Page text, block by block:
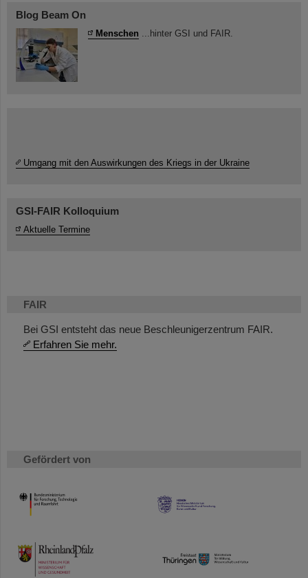
FAIR
Bei GSI entsteht das neue Beschleunigerzentrum FAIR.
Erfahren Sie mehr.
Gefördert von
HMWK
TMWWDG
Blog Beam On
Menschen ...hinter GSI und FAIR.
Umgang mit den Auswirkungen des Kriegs in der Ukraine
GSI-FAIR Kolloquium
Aktuelle Termine